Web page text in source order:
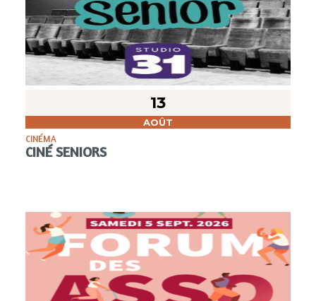
13
AOÛT
CINÉMA
CINÉ SENIORS